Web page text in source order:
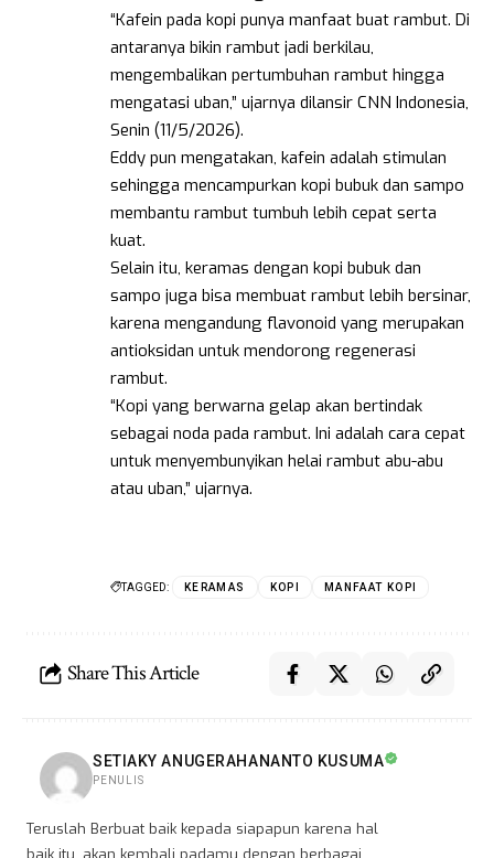
“Kafein pada kopi punya manfaat buat rambut. Di
antaranya bikin rambut jadi berkilau,
mengembalikan pertumbuhan rambut hingga
mengatasi uban,” ujarnya dilansir CNN Indonesia,
Senin (11/5/2026).
Eddy pun mengatakan, kafein adalah stimulan
sehingga mencampurkan kopi bubuk dan sampo
membantu rambut tumbuh lebih cepat serta
kuat.
Selain itu, keramas dengan kopi bubuk dan
sampo juga bisa membuat rambut lebih bersinar,
karena mengandung flavonoid yang merupakan
antioksidan untuk mendorong regenerasi
rambut.
“Kopi yang berwarna gelap akan bertindak
sebagai noda pada rambut. Ini adalah cara cepat
untuk menyembunyikan helai rambut abu-abu
atau uban,” ujarnya.
TAGGED: KERAMAS KOPI MANFAAT KOPI
Share This Article
SETIAKY ANUGERAHANANTO KUSUMA
PENULIS
Teruslah Berbuat baik kepada siapapun karena hal
baik itu, akan kembali padamu dengan berbagai